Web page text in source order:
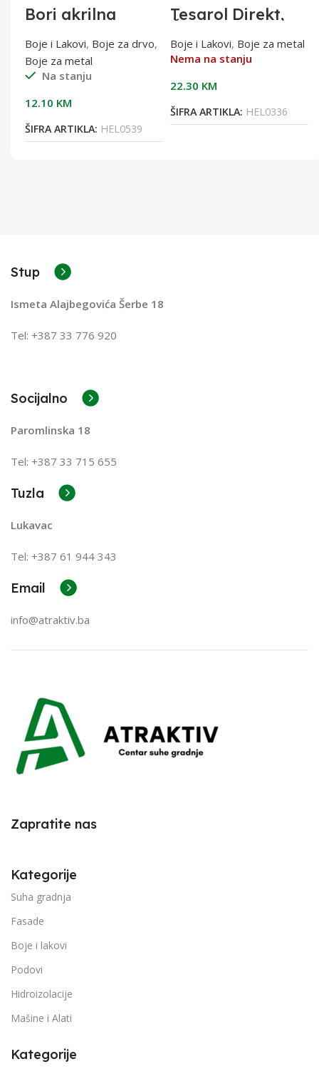
Bori akrilna
0,75l
Boje i Lakovi, Boje za drvo,
Boje za metal
Na stanju
12.10 KM
ŠIFRA ARTIKLA: HEL0539
Tesarol Direkt,
Čokoladno-
smeđi,RAL 8017
0,75 l, za metal
Boje i Lakovi, Boje za metal
Nema na stanju
22.30 KM
ŠIFRA ARTIKLA: HEL0336
Stup
Ismeta Alajbegovića Šerbe 18
Tel: +387 33 776 920
Socijalno
Paromlinska 18
Tel: +387 33 715 655
Tuzla
Lukavac
Tel: +387 61 944 343
Email
info@atraktiv.ba
Zapratite nas
Kategorije
Suha gradnja
Fasade
Boje i lakovi
Podovi
Hidroizolacije
Mašine i Alati
Kategorije